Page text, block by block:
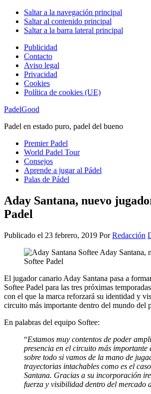
Saltar a la navegación principal
Saltar al contenido principal
Saltar a la barra lateral principal
Publicidad
Contacto
Aviso legal
Privacidad
Cookies
Política de cookies (UE)
PadelGood
Padel en estado puro, padel del bueno
Premier Padel
World Padel Tour
Consejos
Aprende a jugar al Pádel
Palas de Pádel
Aday Santana, nuevo
Padel
Publicado el 23 febrero, 2019 PorRedacción
El jugador canario Aday Santana pasa a
Softee Padel para las tres próximas
con el que la marca reforzará su identidad y
circuito más importante dentro del mundo del
En palabras del equipo Softee:
“Estamos muy contentos de poder
presencia en el circuito más importante
sobre todo si vamos de la mano de
trayectorias intachables como es el
Santana. Gracias a su incorporación
fuerza y visibilidad dentro del mercado